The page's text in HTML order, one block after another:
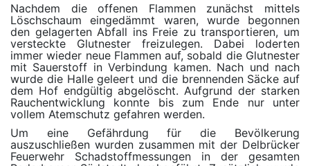
Nachdem die offenen Flammen zunächst mittels
Löschschaum eingedämmt waren, wurde begonnen
den gelagerten Abfall ins Freie zu transportieren, um
versteckte Glutnester freizulegen. Dabei loderten
immer wieder neue Flammen auf, sobald die Glutnester
mit Sauerstoff in Verbindung kamen. Nach und nach
wurde die Halle geleert und die brennenden Säcke auf
dem Hof endgültig abgelöscht. Aufgrund der starken
Rauchentwicklung konnte bis zum Ende nur unter
vollem Atemschutz gefahren werden.
Um eine Gefährdung für die Bevölkerung
auszuschließen wurden zusammen mit der Delbrücker
Feuerwehr Schadstoffmessungen in der gesamten